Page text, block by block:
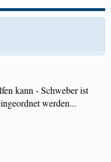
kann - Schweber ist
werden...